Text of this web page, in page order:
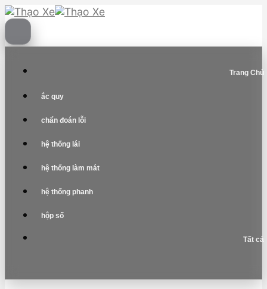
Skip
to
content
Trang Chủ
ắc quy
chẩn đoán lỗi
hệ thống lái
hệ thống làm mát
hệ thống phanh
hộp số
Tất cả